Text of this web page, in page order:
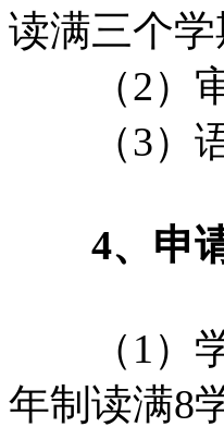
读满三个
（2）审
（3）语
4、申
（1）学
年制读满8